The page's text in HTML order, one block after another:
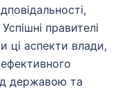
правителі
ці аспекти влади,
державою та